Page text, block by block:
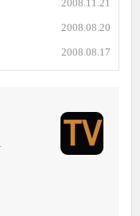
2008.11.21
2008.08.20
2008.08.17